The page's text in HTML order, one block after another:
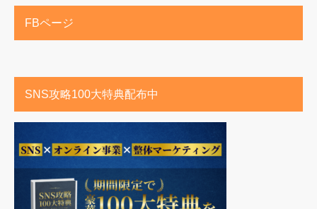
FBページ
SNS攻略100大特典配布中